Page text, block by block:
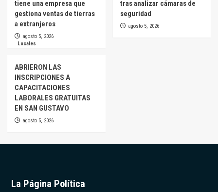
tiene una empresa que
gestiona ventas de tierras
a extranjeros
agosto 5, 2026
tras analizar cámaras de
seguridad
agosto 5, 2026
Locales
ABRIERON LAS
INSCRIPCIONES A
CAPACITACIONES
LABORALES GRATUITAS
EN SAN GUSTAVO
agosto 5, 2026
La Página Política